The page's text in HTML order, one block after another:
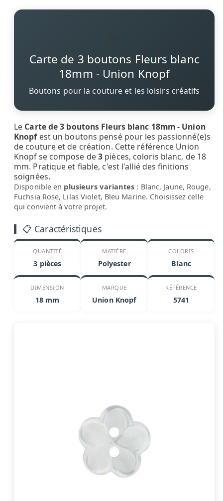
Carte de 3 boutons Fleurs blanc
18mm - Union Knopf
Boutons pour la couture et les loisirs créatifs
Le Carte de 3 boutons Fleurs blanc 18mm - Union
Knopfest un boutons pensé pour les passionné(e)s
de couture et de création. Cette référence Union
Knopf se compose de3 pièces, coloris blanc, de 18
mm. Pratique et fiable, c'est l'allié des finitions
soignées.
Disponible en plusieurs variantes : Blanc, Jaune, Rouge,
Fuchsia Rose, Lilas Violet, Bleu Marine. Choisissez celle
qui convient à votre projet.
📋 Caractéristiques
QUANTITÉ
3 pièces
MATIÈRE
Polyester
COLORIS
Blanc
DIMENSION
18 mm
MARQUE
Union Knopf
RÉFÉRENCE
5741